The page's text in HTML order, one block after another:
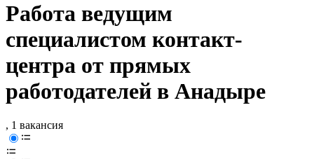
Работа ведущим
специалистом контакт-
центра от прямых
работодателей в Анадыре
, 1 вакансия